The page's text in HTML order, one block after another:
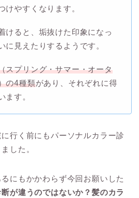
けやすくなります。
けると、垢抜けた印象になっ
に見えたりするようです。
スプリング・サマー・オータ
の4種類があり、それぞれに得
ます。
行く前にもパーソナルカラー診
した。
にもかかわらず今回お願いした
断が違うのではないか？髪のカラ